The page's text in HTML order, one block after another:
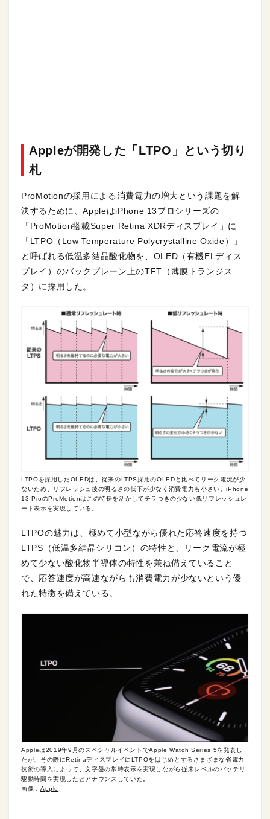
Appleが開発した「LTPO」という切り
札
ProMotionの採用による消費電力の増大という課題を解
決するために、AppleはiPhone 13プロシリーズの
「ProMotion搭載Super Retina XDRディスプレイ」に
「LTPO（Low Temperature Polycrystalline Oxide）」
と呼ばれる低温多結晶酸化物を、OLED（有機ELディス
プレイ）のバックプレーン上のTFT（薄膜トランジス
タ）に採用した。
LTPOを採用したOLEDは、従来のLTPS採用のOLEDと比べてリーク電流が少
ないため、リフレッシュ後の明るさの低下が少なく消費電力も小さい。iPhone
13 ProのProMotionはこの特長を活かしてチラつきの少ない低リフレッシュレ
ート表示を実現している。
LTPOの魅力は、極めて小型ながら優れた応答速度を持つ
LTPS（低温多結晶シリコン）の特性と、リーク電流が極
めて少ない酸化物半導体の特性を兼ね備えていること
で、応答速度が高速ながらも消費電力が少ないという優
れた特徴を備えている。
Appleは2019年9月のスペシャルイベントでApple Watch Series 5を発表し
たが、その際にRetinaディスプレイにLTPOをはじめとするさまざまな省電力
技術の導入によって、文字盤の常時表示を実現しながら従来レベルのバッテリ
駆動時間を実現したとアナウンスしていた。
画像： Apple